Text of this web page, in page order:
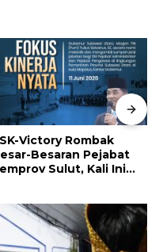
Victory Rombak
Besaran Pejabat
Sulut, Kali Ini